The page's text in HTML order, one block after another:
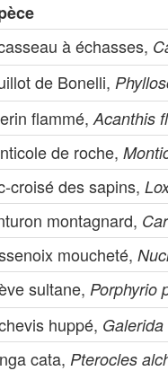
à échasses,
de Bonelli,
flammé,Acanthis
de roche,
croisé des sapins,
montagnard,
moucheté,
sultane, Porphyrio
huppé,
cata, Pterocles